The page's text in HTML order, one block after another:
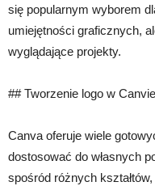
się popularnym wyborem
umiejętności graficznych,
wyglądające projekty.
## Tworzenie logo w Canvie
Canva oferuje wiele
dostosować do własnych
spośród różnych